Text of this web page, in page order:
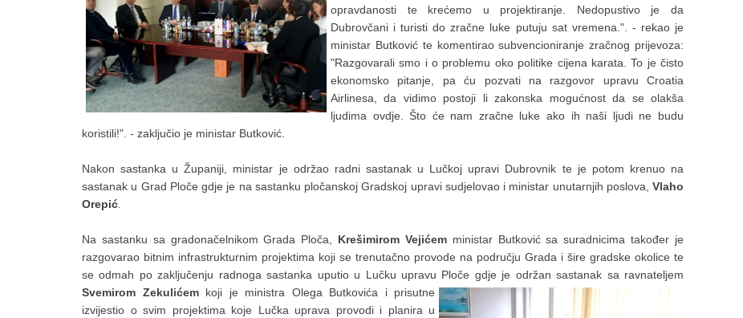
opravdanosti te krećemo u projektiranje. Nedopustivo je da
Dubrovčani i turisti do zračne luke putuju sat vremena.". - rekao je
ministar Butković te komentirao subvencioniranje zračnog prijevoza:
"Razgovarali smo i o problemu oko politike cijena karata. To je čisto
ekonomsko pitanje, pa ću pozvati na razgovor upravu Croatia
Airlinesa, da vidimo postoji li zakonska mogućnost da se olakša
ljudima ovdje. Što će nam zračne luke ako ih naši ljudi ne budu
koristili!". - zaključio je ministar Butković.
Nakon sastanka u Županiji, ministar je održao radni sastanak u Lučkoj upravi Dubrovnik te je potom krenuo na
sastanak u Grad Ploče gdje je na sastanku pločanskoj Gradskoj upravi sudjelovao i ministar unutarnjih poslova, Vlaho
Orepić.
Na sastanku sa gradonačelnikom Grada Ploča, Krešimirom Vejićem ministar Butković sa suradnicima također je
razgovarao bitnim infrastrukturnim projektima koji se trenutačno provode na području Grada i šire gradske okolice te
se odmah po zaključenju radnoga sastanka uputio u Lučku upravu Ploče gdje je održan sastanak sa ravnateljem
Svemirom Zekulićemkoji je ministra Olega Butkovića i prisutne
izvijestio o svim projektima koje Lučka uprava provodi i planira u